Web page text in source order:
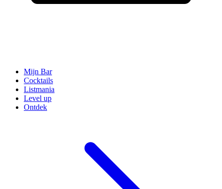
Mijn Bar
Cocktails
Listmania
Level up
Ontdek